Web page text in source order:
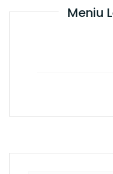
Meniu